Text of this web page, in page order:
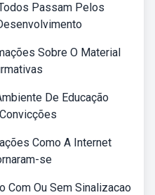
Passam Pelos
Sobre O Material
De Educação
Como A Internet
se
Com Ou Sem Sinalizacao